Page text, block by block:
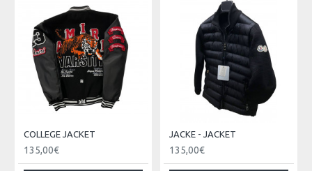
COLLEGE JACKET
135,00€
JACKE - JACKET
135,00€